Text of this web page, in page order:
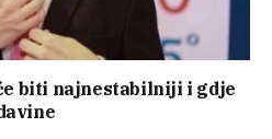
biti najnestabilniji i gdje